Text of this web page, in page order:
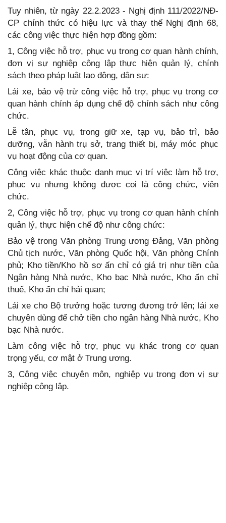
Tuy nhiên, từ ngày 22.2.2023 - Nghị định 111/2022/NĐ-
CP chính thức có hiệu lực và thay thế Nghị định 68,
các công việc thực hiện hợp đồng gồm:
1, Công việc hỗ trợ, phục vụ trong cơ quan hành chính,
đơn vị sự nghiệp công lập thực hiện quản lý, chính
sách theo pháp luật lao động, dân sự:
Lái xe, bảo vệ trừ công việc hỗ trợ, phục vụ trong cơ
quan hành chính áp dụng chế độ chính sách như công
chức.
Lễ tân, phục vụ, trong giữ xe, tạp vụ, bảo trì, bảo
dưỡng, vẫn hành trụ sở, trang thiết bị, máy móc phục
vụ hoạt động của cơ quan.
Công việc khác thuộc danh mục vị trí việc làm hỗ trợ,
phục vụ nhưng không được coi là công chức, viên
chức.
2, Công việc hỗ trợ, phục vụ trong cơ quan hành chính
quản lý, thực hiện chế độ như công chức:
Bảo vệ trong Văn phòng Trung ương Đảng, Văn phòng
Chủ tịch nước, Văn phòng Quốc hội, Văn phòng Chính
phủ; Kho tiền/Kho hồ sơ ấn chỉ có giá trị như tiền của
Ngân hàng Nhà nước, Kho bạc Nhà nước, Kho ấn chỉ
thuế, Kho ấn chỉ hải quan;
Lái xe cho Bộ trưởng hoặc tương đương trở lên; lái xe
chuyên dùng để chở tiền cho ngân hàng Nhà nước, Kho
bạc Nhà nước.
Làm công việc hỗ trợ, phục vụ khác trong cơ quan
trọng yếu, cơ mật ở Trung ương.
3, Công việc chuyên môn, nghiệp vụ trong đơn vị sự
nghiệp công lập.